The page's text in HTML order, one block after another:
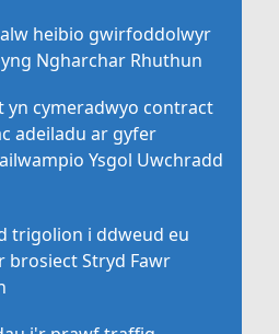
heibio gwirfoddolwyr
Ngharchar Rhuthun
yn cymeradwyo contract
adeiladu ar gyfer
Ysgol Uwchradd
trigolion i ddweud eu
brosiect Stryd Fawr